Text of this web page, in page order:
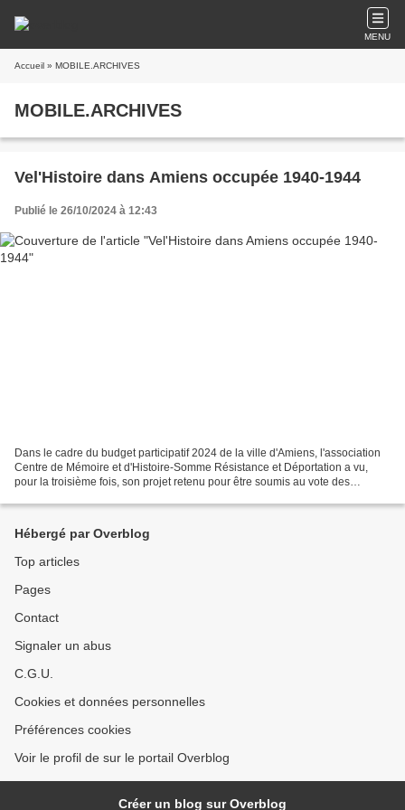
MENU
Accueil » MOBILE.ARCHIVES
MOBILE.ARCHIVES
Vel'Histoire dans Amiens occupée 1940-1944
Publié le 26/10/2024 à 12:43
Dans le cadre du budget participatif 2024 de la ville d'Amiens, l'association
Centre de Mémoire et d'Histoire-Somme Résistance et Déportation a vu,
pour la troisième fois, son projet retenu pour être soumis au vote des
Hébergé par Overblog
Top articles
Pages
Contact
Signaler un abus
C.G.U.
Cookies et données personnelles
Préférences cookies
Voir le profil de sur le portail Overblog
Créer un blog sur Overblog